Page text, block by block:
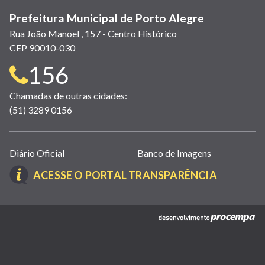
Prefeitura Municipal de Porto Alegre
Rua João Manoel , 157 - Centro Histórico
CEP 90010-030
Telefone
para
contato:
156
Chamadas de outras cidades:
(51) 3289 0156
Links
úteis
(abrem
nova
Diário Oficial Banco de Imagens
ACESSE O PORTAL TRANSPARÊNCIA(LINK
EM
NOVA